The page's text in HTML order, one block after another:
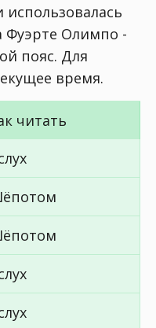
Фуэрте Олимпо -
пояс. Для
время.
читать